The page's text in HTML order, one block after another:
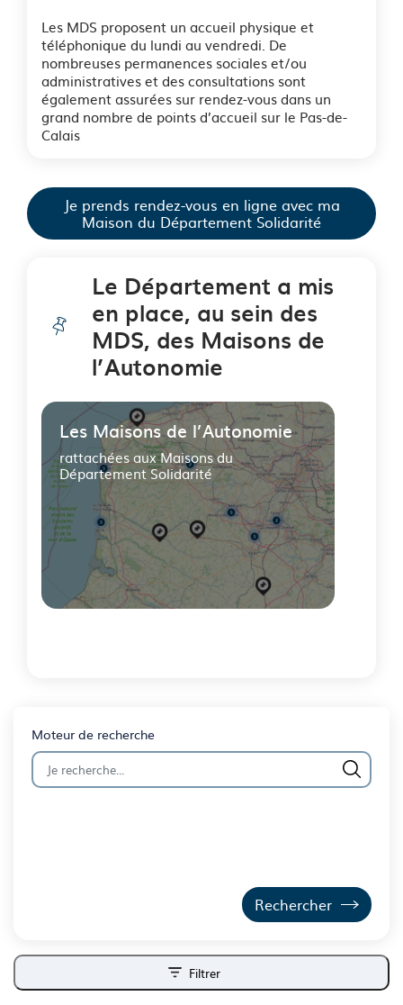
Les MDS proposent un accueil physique et
téléphonique du lundi au vendredi. De
nombreuses permanences sociales et/ou
administratives et des consultations sont
également assurées sur rendez-vous dans un
grand nombre de points d’accueil sur le Pas-de-
Calais
Je prends rendez-vous en ligne avec ma
Maison du Département Solidarité
Le Département a mis
en place, au sein des
MDS, des Maisons de
l’Autonomie
Les Maisons de l’Autonomie
rattachées aux Maisons du
Département Solidarité
Moteur de recherche
Filtrer
ouvrir les filtres